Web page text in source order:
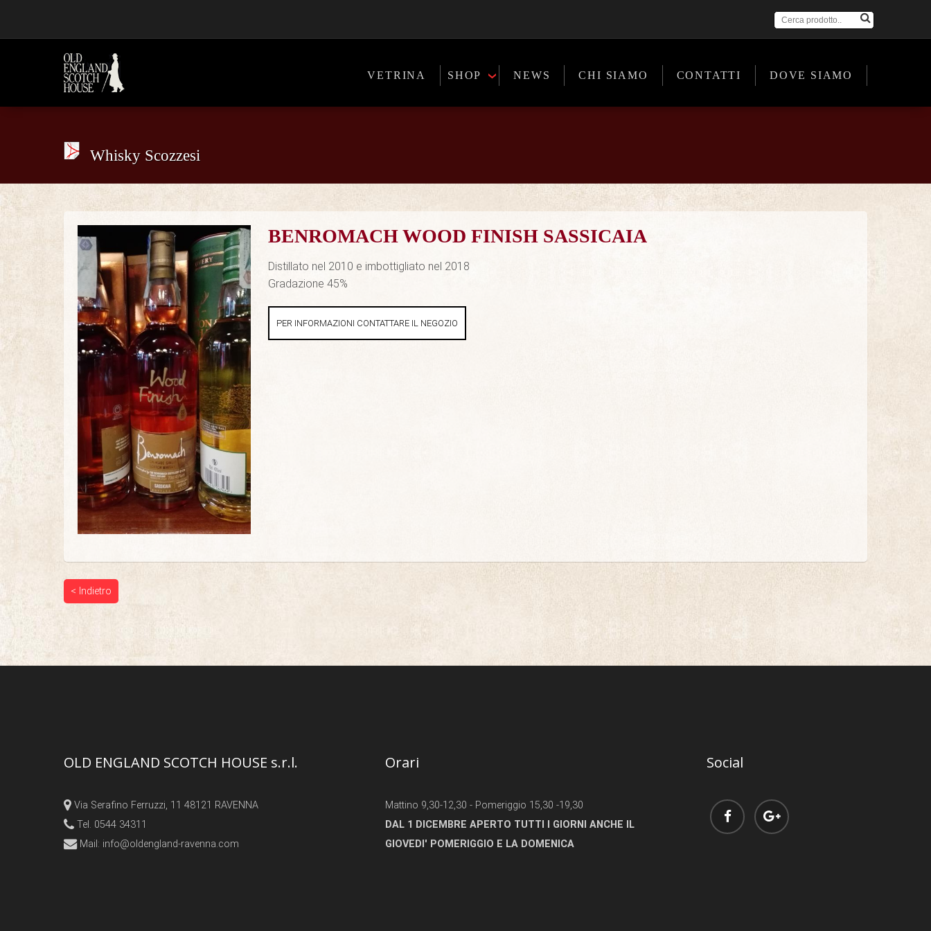
VETRINA SHOP NEWS CHI SIAMO CONTATTI DOVE SIAMO
Whisky Scozzesi
BENROMACH WOOD FINISH SASSICAIA
Distillato nel 2010 e imbottigliato nel 2018
Gradazione 45%
PER INFORMAZIONI CONTATTARE IL NEGOZIO
< Indietro
OLD ENGLAND SCOTCH HOUSE s.r.l.
Via Serafino Ferruzzi, 11 48121 RAVENNA
Tel. 0544 34311
Mail: info@oldengland-ravenna.com
Orari
Mattino 9,30-12,30 - Pomeriggio 15,30 -19,30
DAL 1 DICEMBRE APERTO TUTTI I GIORNI ANCHE IL
GIOVEDI' POMERIGGIO E LA DOMENICA
Social